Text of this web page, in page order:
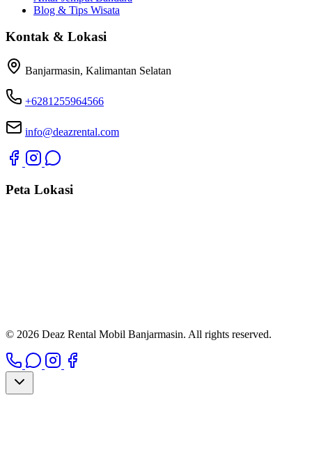
Blog & Tips Wisata
Kontak & Lokasi
Banjarmasin, Kalimantan Selatan
+6281255964566
info@deazrental.com
Peta Lokasi
© 2026 Deaz Rental Mobil Banjarmasin. All rights reserved.